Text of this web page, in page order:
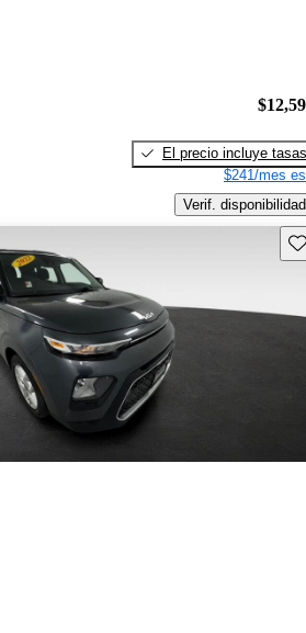
El precio incluye tasas
$241/mes
Verif. disponibilidad